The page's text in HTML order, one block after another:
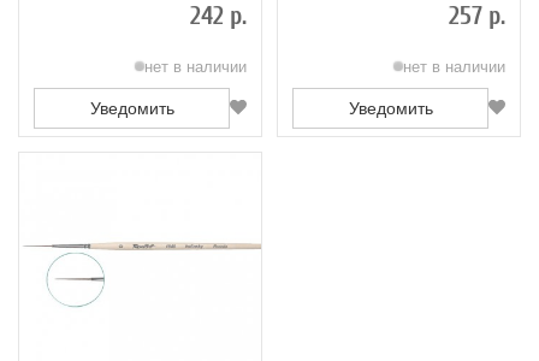
242 р.
нет в наличии
Уведомить
257 р.
нет в наличии
Уведомить